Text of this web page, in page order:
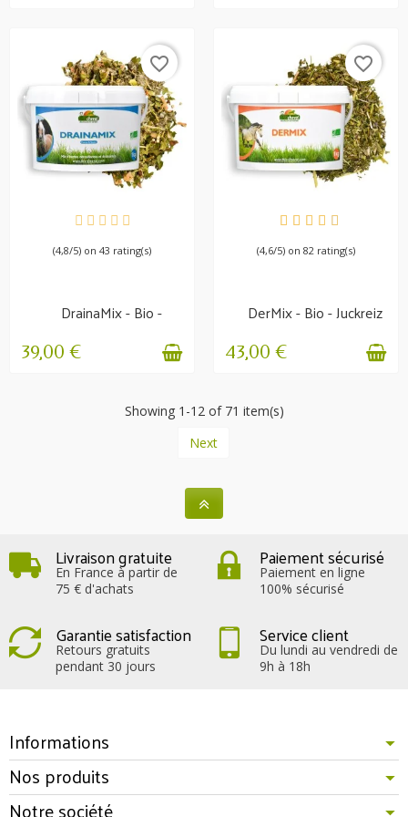
VERFÜGBAR
favorite_border
(4,8/5) on 43 rating(s)
DrainaMix - Bio -
Ausscheidung von...
39,00 €
VERFÜGBAR
favorite_border
(4,6/5) on 82 rating(s)
DerMix - Bio - Juckreiz
43,00 €
Showing 1-12 of 71 item(s)
Next
Livraison gratuite
En France à partir de
75 € d'achats
Paiement sécurisé
Paiement en ligne
100% sécurisé
Garantie satisfaction
Retours gratuits
pendant 30 jours
Service client
Du lundi au vendredi de
9h à 18h
Informations
Nos produits
Notre société